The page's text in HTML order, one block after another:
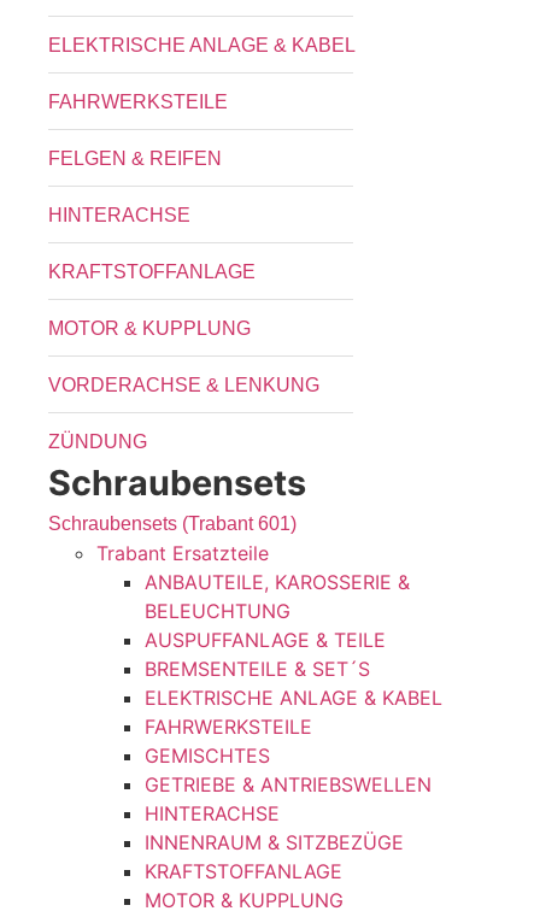
ELEKTRISCHE ANLAGE & KABEL
FAHRWERKSTEILE
FELGEN & REIFEN
HINTERACHSE
KRAFTSTOFFANLAGE
MOTOR & KUPPLUNG
VORDERACHSE & LENKUNG
ZÜNDUNG
Schraubensets
Schraubensets (Trabant 601)
Trabant Ersatzteile
ANBAUTEILE, KAROSSERIE &
BELEUCHTUNG
AUSPUFFANLAGE & TEILE
BREMSENTEILE & SET´S
ELEKTRISCHE ANLAGE & KABEL
FAHRWERKSTEILE
GEMISCHTES
GETRIEBE & ANTRIEBSWELLEN
HINTERACHSE
INNENRAUM & SITZBEZÜGE
KRAFTSTOFFANLAGE
MOTOR & KUPPLUNG